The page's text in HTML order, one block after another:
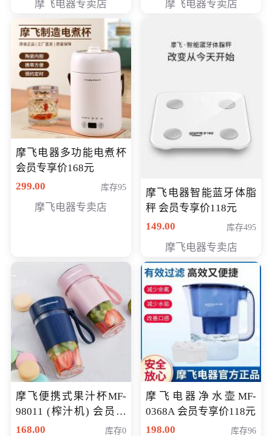
摩飞电器专卖店 摩飞电器专卖店
摩飞电器多功能电煮杯
会员专享价168元
299.00
库存95
摩飞电器专卖店
摩飞电器智能蓝牙体脂
秤 会员专享价118元
149.00
库存495
摩飞电器专卖店
摩飞便携式果汁杯MF-
98011 (榨汁机) 会员专
享价138元
168.00 库存0
摩飞电器净水壶MF-
0368A 会员专享价118元
198.00
库存96